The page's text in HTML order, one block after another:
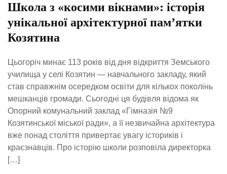
Школа з «косими вікнами»: історія
унікальної архітектурної пам’ятки
Козятина
Цьогоріч минає 113 років від дня відкриття Земського
училища у селі Козятин — навчального закладу, який
став справжнім осередком освіти для кількох поколінь
мешканців громади. Сьогодні ця будівля відома як
Опорний комунальний заклад «Гімназія №9
Козятинської міської ради», а її незвичайна архітектура
вже понад століття привертає увагу істориків і
краєзнавців. Про історію школи розповіла директорка
[…]